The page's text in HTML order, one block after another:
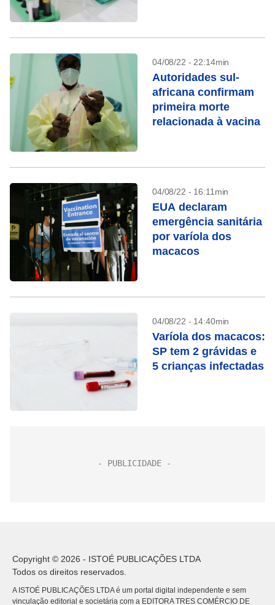
04/08/22 - 22:14min
Autoridades sul-
africana confirmam
primeira morte
relacionada à vacina
04/08/22 - 16:11min
EUA declaram
emergência sanitária
por varíola dos
macacos
04/08/22 - 14:40min
Varíola dos macacos:
SP tem 2 grávidas e
5 crianças infectadas
Copyright © 2026 - ISTOÉ PUBLICAÇÕES LTDA
Todos os direitos reservados.
A ISTOÉ PUBLICAÇÕES LTDA é um portal digital independente e sem
vinculação editorial e societária com a EDITORA TRES COMÉRCIO DE